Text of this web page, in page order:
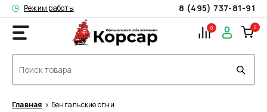
Режим работы 8 (495) 737-81-91
0 0
Главная
Бенгальские огни